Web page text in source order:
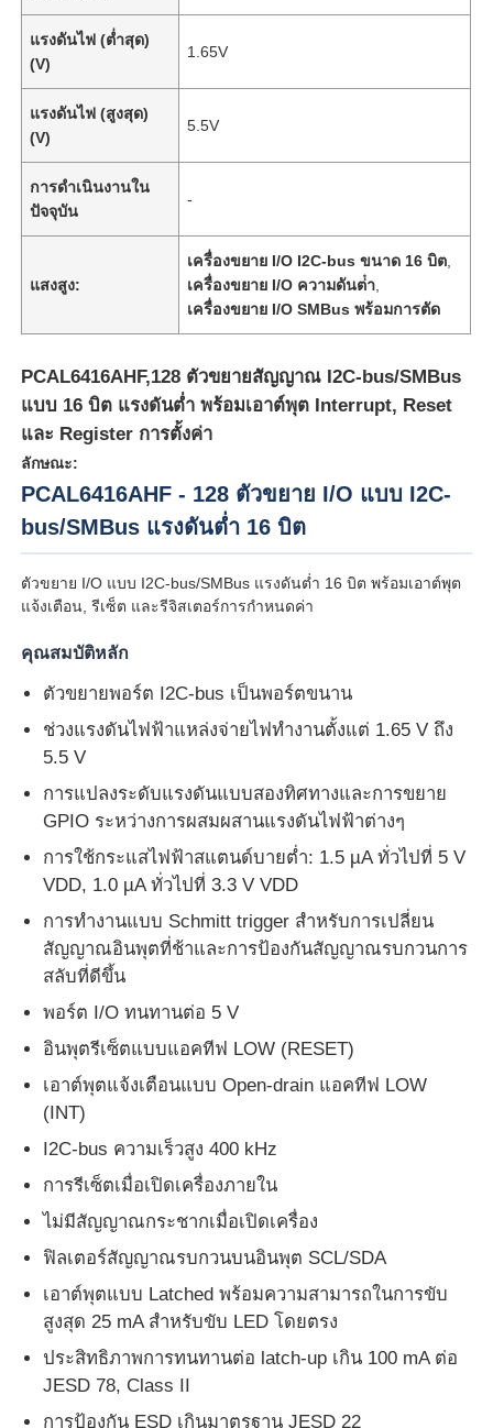
หน้าแรก
สินค้า
วิดีโอ
เกี่ยวกับเรา
การควบคุมคุณภาพ
ติดต่อเรา
กรณี
FPGA Field Programmable Gate Array ระบบการตั้งโป
แรงดันไฟ (ต่ำสุด)
(V)
1.65V
แรงดันไฟ (สูงสุด)
(V)
5.5V
การดำเนินงานใน
ปัจจุบัน
-
แสงสูง:
เครื่องขยาย I/O I2C-bus ขนาด 16 บิต
เครื่องขยาย I/O ความดันต่ํา
เครื่องขยาย I/O SMBus พร้อมการตัด
PCAL6416AHF,128 ตัวขยายสัญญาณ I2C-bus/SMBus
แบบ 16 บิต แรงดันต่ำ พร้อมเอาต์พุต Interrupt, Reset
และ Register การตั้งค่า
ลักษณะ:
PCAL6416AHF - 128 ตัวขยาย I/O แบบ I2C-
bus/SMBus แรงดันต่ำ 16 บิต
ตัวขยาย I/O แบบ I2C-bus/SMBus แรงดันต่ำ 16 บิต พร้อมเอาต์พุต
แจ้งเตือน, รีเซ็ต และรีจิสเตอร์การกำหนดค่า
คุณสมบัติหลัก
ตัวขยายพอร์ต I2C-bus เป็นพอร์ตขนาน
ช่วงแรงดันไฟฟ้าแหล่งจ่ายไฟทำงานตั้งแต่ 1.65 V ถึง
5.5 V
การแปลงระดับแรงดันแบบสองทิศทางและการขยาย
GPIO ระหว่างการผสมผสานแรงดันไฟฟ้าต่างๆ
การใช้กระแสไฟฟ้าสแตนด์บายต่ำ: 1.5 µA ทั่วไปที่ 5 V
VDD, 1.0 µA ทั่วไปที่ 3.3 V VDD
การทำงานแบบ Schmitt trigger สำหรับการเปลี่ยน
สัญญาณอินพุตที่ช้าและการป้องกันสัญญาณรบกวนการ
สลับที่ดีขึ้น
พอร์ต I/O ทนทานต่อ 5 V
อินพุตรีเซ็ตแบบแอคทีฟ LOW (RESET)
เอาต์พุตแจ้งเตือนแบบ Open-drain แอคทีฟ LOW
(INT)
I2C-bus ความเร็วสูง 400 kHz
การรีเซ็ตเมื่อเปิดเครื่องภายใน
ไม่มีสัญญาณกระชากเมื่อเปิดเครื่อง
ฟิลเตอร์สัญญาณรบกวนบนอินพุต SCL/SDA
เอาต์พุตแบบ Latched พร้อมความสามารถในการขับ
สูงสุด 25 mA สำหรับขับ LED โดยตรง
ประสิทธิภาพการทนทานต่อ latch-up เกิน 100 mA ต่อ
JESD 78, Class II
การป้องกัน ESD เกินมาตรฐาน JESD 22